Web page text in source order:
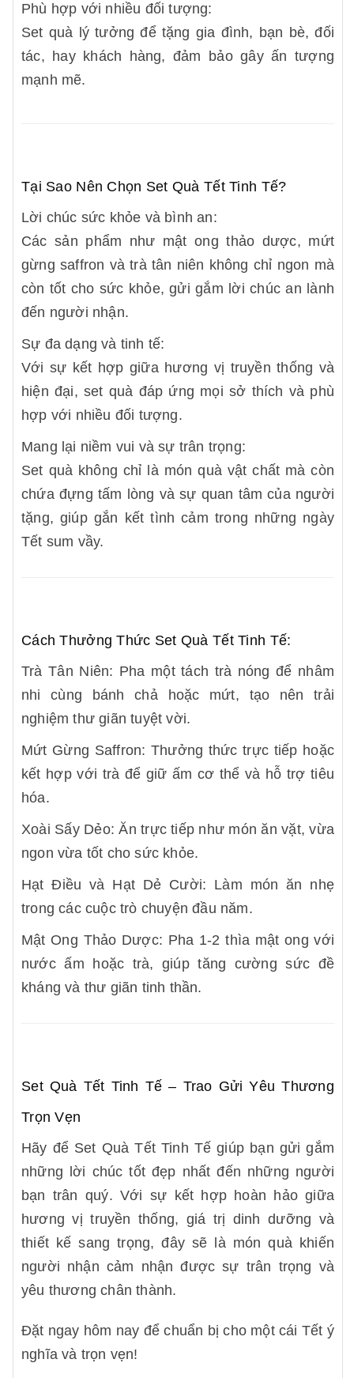
Phù hợp với nhiều đối tượng:
Set quà lý tưởng để tặng gia đình, bạn bè, đối
tác, hay khách hàng, đảm bảo gây ấn tượng
mạnh mẽ.
Tại Sao Nên Chọn Set Quà Tết Tinh Tế?
Lời chúc sức khỏe và bình an:
Các sản phẩm như mật ong thảo dược, mứt
gừng saffron và trà tân niên không chỉ ngon mà
còn tốt cho sức khỏe, gửi gắm lời chúc an lành
đến người nhận.
Sự đa dạng và tinh tế:
Với sự kết hợp giữa hương vị truyền thống và
hiện đại, set quà đáp ứng mọi sở thích và phù
hợp với nhiều đối tượng.
Mang lại niềm vui và sự trân trọng:
Set quà không chỉ là món quà vật chất mà còn
chứa đựng tấm lòng và sự quan tâm của người
tặng, giúp gắn kết tình cảm trong những ngày
Tết sum vầy.
Cách Thưởng Thức Set Quà Tết Tinh Tế:
Trà Tân Niên: Pha một tách trà nóng để nhâm
nhi cùng bánh chả hoặc mứt, tạo nên trải
nghiệm thư giãn tuyệt vời.
Mứt Gừng Saffron: Thưởng thức trực tiếp hoặc
kết hợp với trà để giữ ấm cơ thể và hỗ trợ tiêu
hóa.
Xoài Sấy Dẻo: Ăn trực tiếp như món ăn vặt, vừa
ngon vừa tốt cho sức khỏe.
Hạt Điều và Hạt Dẻ Cười: Làm món ăn nhẹ
trong các cuộc trò chuyện đầu năm.
Mật Ong Thảo Dược: Pha 1-2 thìa mật ong với
nước ấm hoặc trà, giúp tăng cường sức đề
kháng và thư giãn tinh thần.
Set Quà Tết Tinh Tế – Trao Gửi Yêu Thương
Trọn Vẹn
Hãy để Set Quà Tết Tinh Tế giúp bạn gửi gắm
những lời chúc tốt đẹp nhất đến những người
bạn trân quý. Với sự kết hợp hoàn hảo giữa
hương vị truyền thống, giá trị dinh dưỡng và
thiết kế sang trọng, đây sẽ là món quà khiến
người nhận cảm nhận được sự trân trọng và
yêu thương chân thành.
Đặt ngay hôm nay để chuẩn bị cho một cái Tết ý
nghĩa và trọn vẹn!